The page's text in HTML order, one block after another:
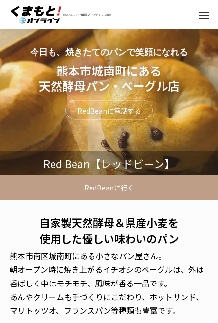
今日も、焼きたてのパンで笑顔になれる
熊本市城南町にある
天然酵母パン・ベーグル店
RedBeanに電話する
Red Bean【レッドビーン】
RedBeanに行く
自家製天然酵母＆県産小麦を
使用した優しい味わいのパン
熊本市南区城南町にある小さなパン屋さん。
朝オープン時に焼き上がるイチオシのベーグルは、外は
香ばしく中はモチモチ、風味が香る一品です。
あんやクリームも手づくりにこだわり、ホットサンド、
マリトッツオ、フランスパン等種類も豊富です。